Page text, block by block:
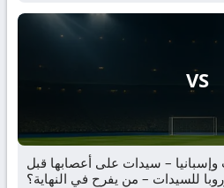
VS
وإسبانيا – سيدات على أعصابها قبل
للسيدات – من يفرح في النهاية؟